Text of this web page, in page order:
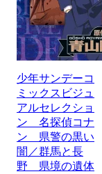
少年サンデーコ
ミックスビジュ
アルセレクショ
ン 名探偵コナ
ン 県警の黒い
闇／群馬と長
野 県境の遺体